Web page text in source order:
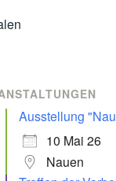
Ausstellung
10 Mai 26
Nauen